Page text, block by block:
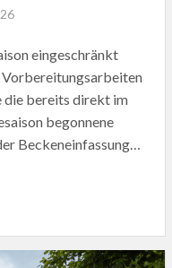
eingeschränkt
Vorbereitungsarbeiten
die bereits direkt im
begonnene
Beckeneinfassung…